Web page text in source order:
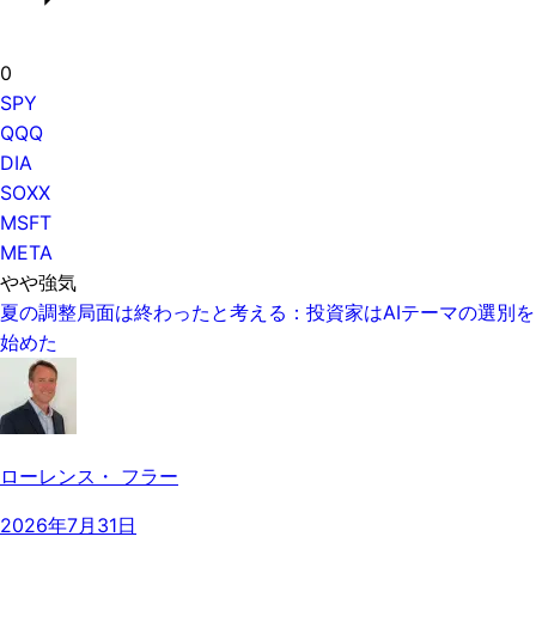
0
SPY
QQQ
DIA
SOXX
MSFT
META
やや強気
夏の調整局面は終わったと考える：投資家はAIテーマの選別を
始めた
ローレンス・ フラー
2026年7月31日